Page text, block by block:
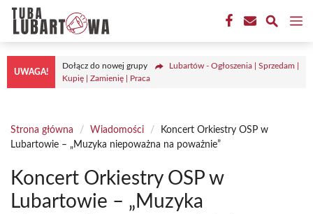
Przejdź
treści
UWAGA!
Dołącz do nowej grupy
Lubartów - Ogłoszenia | Sprzedam |
Kupię | Zamienię | Praca
Strona główna / Wiadomości /
Koncert Orkiestry OSP w
Lubartowie – „Muzyka niepoważna na poważnie”
Koncert Orkiestry OSP w
Lubartowie – „Muzyka